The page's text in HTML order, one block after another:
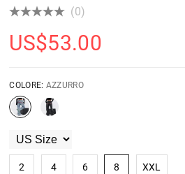
(0)
US$53.00
COLORE: AZZURRO
2 4 6 8 XXL